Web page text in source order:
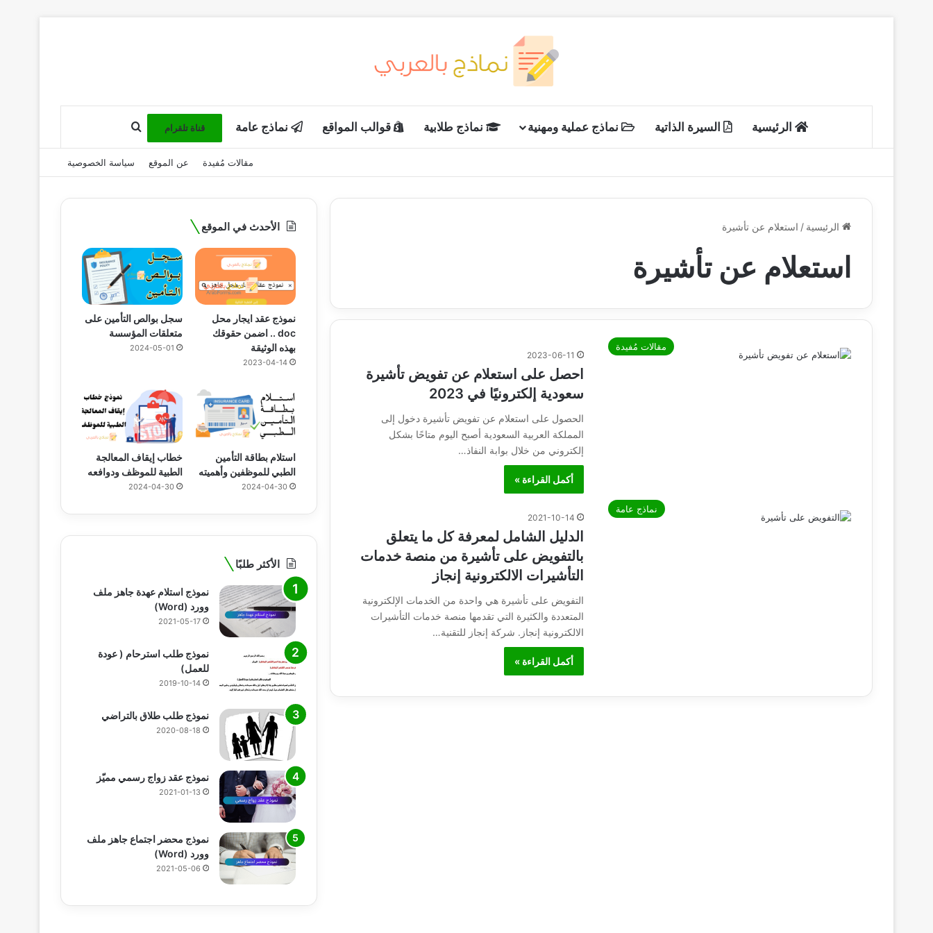
الرئيسية السيرة الذاتية نماذج عملية ومهنية نماذج طلابية قوالب المواقع نماذج عامة قناة تلقرام
مقالات مُفيدة عن الموقع سياسة الخصوصية
الرئيسية / استعلام عن تأشيرة
استعلام عن تأشيرة
مقالات مُفيدة
2023-06-11
احصل على استعلام عن تفويض تأشيرة
سعودية إلكترونيًا في 2023
الحصول على استعلام عن تفويض تأشيرة دخول إلى
المملكة العربية السعودية أصبح اليوم متاحًا بشكل
إلكتروني من خلال بوابة النفاذ…
أكمل القراءة »
نماذج عامة
2021-10-14
الدليل الشامل لمعرفة كل ما يتعلق
بالتفويض على تأشيرة من منصة خدمات
التأشيرات الالكترونية إنجاز
التفويض على تأشيرة هي واحدة من الخدمات الإلكترونية
المتعددة والكثيرة التي تقدمها منصة خدمات التأشيرات
الالكترونية إنجاز. شركة إنجاز للتقنية…
أكمل القراءة »
الأحدث في الموقع
نموذج عقد ايجار محل
doc .. اضمن حقوقك
بهذه الوثيقة
2023-04-14
سجل بوالص التأمين على
متعلقات المؤسسة
2024-05-01
استلام بطاقة التأمين
الطبي للموظفين وأهميته
2024-04-30
خطاب إيقاف المعالجة
الطبية للموظف ودوافعه
2024-04-30
الأكثر طلبًا
نموذج استلام عهدة جاهز ملف
وورد (Word)
2021-05-17
نموذج طلب استرحام ( عودة
للعمل)
2019-10-14
نموذج طلب طلاق بالتراضي
2020-08-18
نموذج عقد زواج رسمي مميّز
2021-01-13
نموذج محضر اجتماع جاهز ملف
وورد (Word)
2021-05-06